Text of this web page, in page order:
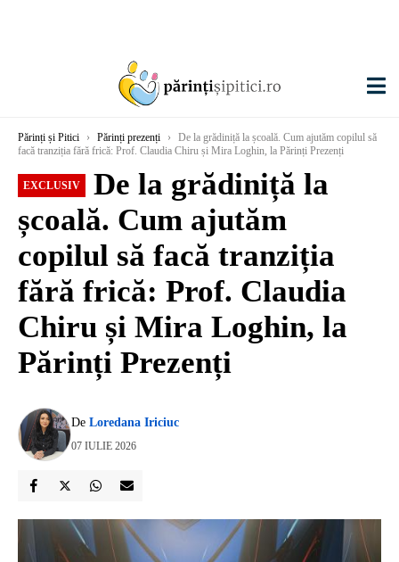
Părinți și Pitici › Părinți prezenți ›
De la grădiniță la școală. Cum ajutăm copilul să
facă tranziția fără frică: Prof. Claudia Chiru și Mira Loghin, la Părinți Prezenți
EXCLUSIV
De la grădiniță la
școală. Cum ajutăm
copilul să facă tranziția
fără frică: Prof. Claudia
Chiru și Mira Loghin, la
Părinți Prezenți
De Loredana Iriciuc
07 IULIE 2026